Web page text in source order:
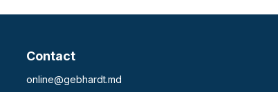
Contact
online@gebhardt.md